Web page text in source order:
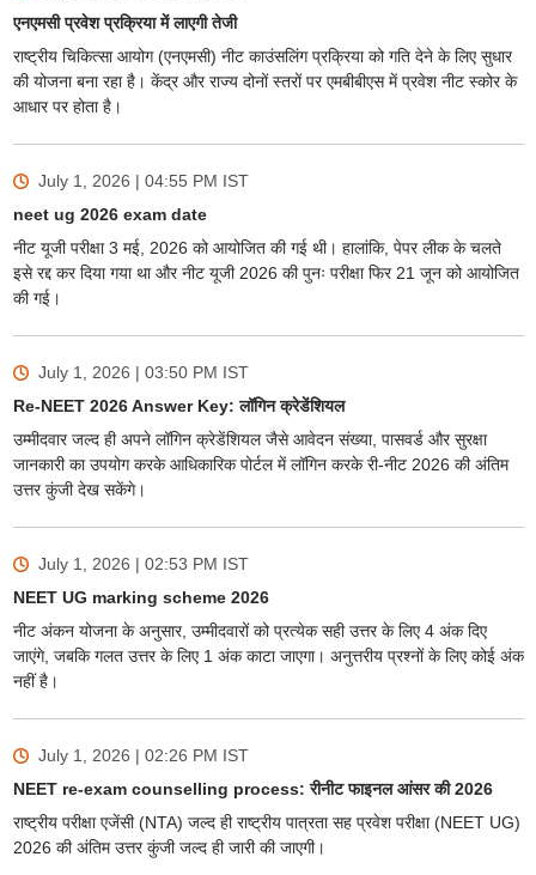
एनएमसी प्रवेश प्रक्रिया में लाएगी तेजी
राष्ट्रीय चिकित्सा आयोग (एनएमसी) नीट काउंसलिंग प्रक्रिया को गति देने के लिए सुधार
की योजना बना रहा है। केंद्र और राज्य दोनों स्तरों पर एमबीबीएस में प्रवेश नीट स्कोर के
आधार पर होता है।
July 1, 2026 | 04:55 PM IST
neet ug 2026 exam date
नीट यूजी परीक्षा 3 मई, 2026 को आयोजित की गई थी। हालांकि, पेपर लीक के चलते
इसे रद्द कर दिया गया था और नीट यूजी 2026 की पुनः परीक्षा फिर 21 जून को आयोजित
की गई।
July 1, 2026 | 03:50 PM IST
Re-NEET 2026 Answer Key: लॉगिन क्रेडेंशियल
उम्मीदवार जल्द ही अपने लॉगिन क्रेडेंशियल जैसे आवेदन संख्या, पासवर्ड और सुरक्षा
जानकारी का उपयोग करके आधिकारिक पोर्टल में लॉगिन करके री-नीट 2026 की अंतिम
उत्तर कुंजी देख सकेंगे।
July 1, 2026 | 02:53 PM IST
NEET UG marking scheme 2026
नीट अंकन योजना के अनुसार, उम्मीदवारों को प्रत्येक सही उत्तर के लिए 4 अंक दिए
जाएंगे, जबकि गलत उत्तर के लिए 1 अंक काटा जाएगा। अनुत्तरीय प्रश्नों के लिए कोई अंक
नहीं है।
July 1, 2026 | 02:26 PM IST
NEET re-exam counselling process: रीनीट फाइनल आंसर की 2026
राष्ट्रीय परीक्षा एजेंसी (NTA) जल्द ही राष्ट्रीय पात्रता सह प्रवेश परीक्षा (NEET UG)
2026 की अंतिम उत्तर कुंजी जल्द ही जारी की जाएगी।